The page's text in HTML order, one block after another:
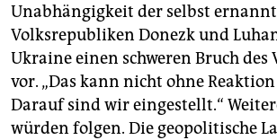
Unabhängigkeit der selbst
Volksrepubliken Donezk und
Ukraine einen schweren Bruch des
vor. „Das kann nicht ohne
Darauf sind wir eingestellt.“
würden folgen. Die geopolitische